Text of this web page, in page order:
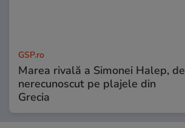
GSP.ro
Marea rivală a Simonei Halep, de
nerecunoscut pe plajele din
Grecia